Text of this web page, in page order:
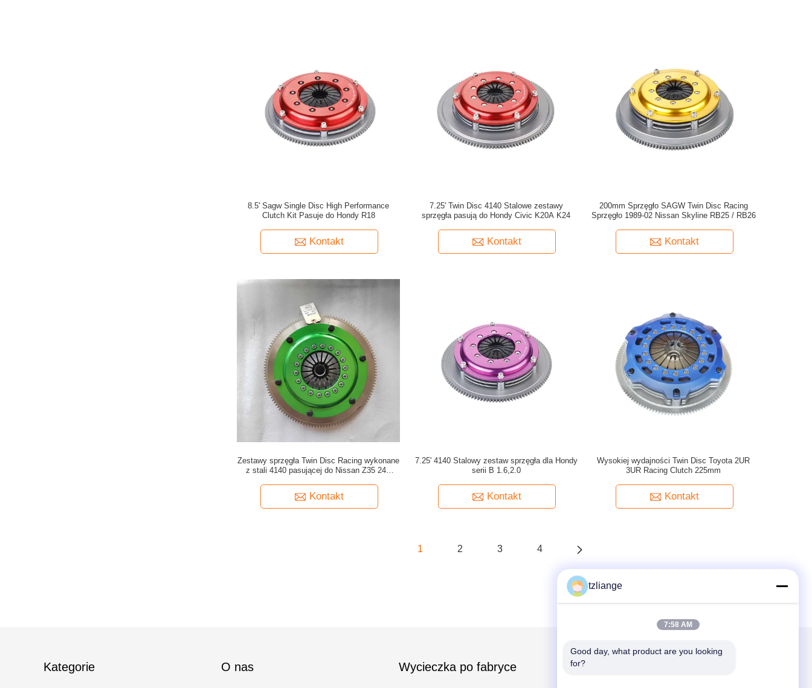
8.5' Sagw Single Disc High Performance
Clutch Kit Pasuje do Hondy R18
Kontakt
7.25' Twin Disc 4140 Stalowe zestawy
sprzęgła pasują do Hondy Civic K20A K24
Kontakt
200mm Sprzęgło SAGW Twin Disc Racing
Sprzęgło 1989-02 Nissan Skyline RB25 / RB26
Kontakt
Zestawy sprzęgła Twin Disc Racing wykonane
z stali 4140 pasującej do Nissan Z35 24T
Kontakt
7.25' 4140 Stalowy zestaw sprzęgła dla Hondy
serii B 1.6,2.0
Kontakt
Wysokiej wydajności Twin Disc Toyota 2UR
3UR Racing Clutch 225mm
Kontakt
1 2 3 4
Kategorie O nas Wycieczka po fabryce Napisz do nas
tzliange
7:58 AM
Good day, what product are you looking
for?